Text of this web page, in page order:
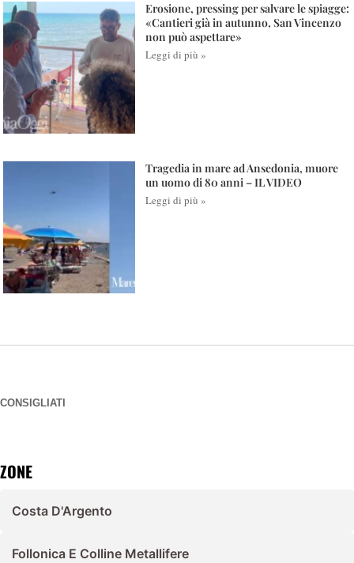
Erosione, pressing per salvare le spiagge:
«Cantieri già in autunno, San Vincenzo
non può aspettare»
Leggi di più »
Tragedia in mare ad Ansedonia, muore
un uomo di 80 anni – IL VIDEO
Leggi di più »
CONSIGLIATI
ZONE
Costa D'Argento
Follonica E Colline Metallifere